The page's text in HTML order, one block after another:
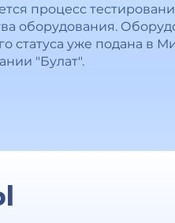
процесс
оборудования.
статуса уже подана в
"Булат".